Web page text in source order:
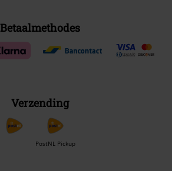
Betaalmethodes
Verzending
PostNL Pickup